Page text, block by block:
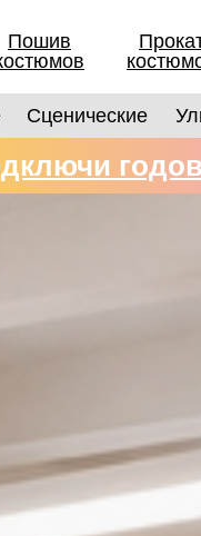
Пошив
Сценические